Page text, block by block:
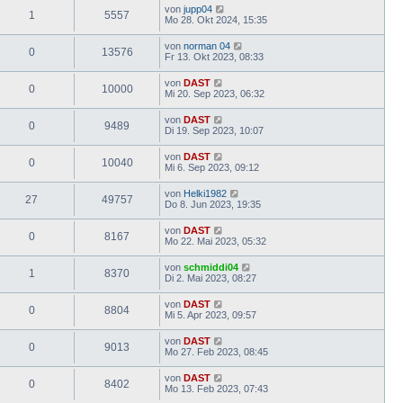
1 5557 von jupp04
Mo 28. Okt 2024, 15:35
0 13576 von norman 04
Fr 13. Okt 2023, 08:33
0 10000 von DAST
Mi 20. Sep 2023, 06:32
0 9489 von DAST
Di 19. Sep 2023, 10:07
0 10040 von DAST
Mi 6. Sep 2023, 09:12
27 49757 von Helki1982
Do 8. Jun 2023, 19:35
0 8167 von DAST
Mo 22. Mai 2023, 05:32
1 8370 von schmiddi04
Di 2. Mai 2023, 08:27
0 8804 von DAST
Mi 5. Apr 2023, 09:57
0 9013 von DAST
Mo 27. Feb 2023, 08:45
0 8402 von DAST
Mo 13. Feb 2023, 07:43